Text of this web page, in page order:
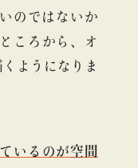
のではないか
ころから、オ
ようになりま
いるのが空間